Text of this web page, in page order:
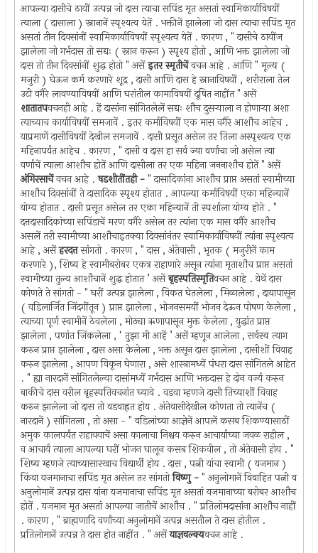
आपल्या दासीचे ठायीं उत्पन्न जो दास त्याचा सपिंड मृत असतां स्वामिकार्याविषयीं
त्याला ( दासाला ) स्नानानें स्पृश्यत्व येतें . भक्तीनें झालेला जो दास त्याचा सपिंड मृत
असतां तीन दिवसांनीं स्वामिकार्याविषयीं स्पृश्यत्व येतें . कारण , " दासीचे ठायींज
झालेला जो गर्भदास तो सद्यः ( स्नान करुन ) स्पृश्य होतो , आणि भक्त झालेला जो
दास तो तीन दिवसांनीं शुद्ध होतो " असेंइतर स्मृतीचेंवचन आहे . आणि " मूल्य (
मजुरी ) घेऊन कर्म करणारे शूद्र , दासी आणि दास हे स्नानाविषयीं , शरीराला तेल
उटी वगैरे लावण्याविषयीं आणि घरांतील कामाविषयीं दूषित नाहींत " असें
शातातपवचनही आहे . हें दासांना सांगितलेलें सद्यः शौच दुसर्‍याला न होणार्‍या अशा
त्याच्याच कार्याविषयीं समजावें . इतर कर्माविषयीं एक मास वगैरे आशौच आहेच .
याप्रमाणें दासीविषयीं देखील समजावें . दासी प्रसूत असेल तर तिला अस्पृश्यत्व एक
महिनापर्यंत आहेच . कारण , " दासी व दास हा सर्व ज्या वर्णाचा जो असेल त्या
वर्णाचें त्याला आशौच होतें आणि दासीला तर एक महिना जननाशौच होतें " असें
अंगिरसाचेंवचन आहे .षडशीतींतही -" दासादिकांना आशौच प्राप्त असतां स्वामीच्या
आशौच दिवसांनीं ते दासादिक स्पृश्य होतात . आपल्या कर्माविषयीं एका महिन्यानें
योग्य होतात . दासी प्रसूत असेल तर एका महिन्यानें ती स्पर्शाला योग्य होते . "
दत्तदासादिकांच्या सपिंडाचें मरण वगैरे असेल तर त्यांना एक मास वगैरे आशौच
असलें तरी स्वामीच्या आशौचाइतक्या दिवसांनंतर स्वामिकार्याविषयीं त्यांना स्पृश्यत्व
आहे , असेंहरदत्तसांगतो . कारण , " दास , अंतेवासी , भृतक ( मजुरीनें काम
करणारे ), शिष्य हे स्वामीबरोबर एकत्र राहाणारे असून त्यांना मृताशौच प्राप्त असतां
स्वामीच्या तुल्य आशौचानें शुद्ध होतात ’ असेंबृहस्पतिस्मृतिवचन आहे . येथें दास
कोणते ते सांगतो - " घरीं उत्पन्न झालेला , विकत घेतलेला , मिळालेला , दायापासून
( वडिलार्जित जिंदगींतून ) प्राप्त झालेला , भोजनसमयीं भोजन देऊन पोषण केलेला ,
त्याच्या पूर्ण स्वामीनें ठेवलेला , मोठ्या ऋणापासून मुक्त केलेला , युद्धांत प्राप्त
झालेला , पणांत जिंकलेला , ‘ तुझा मी आहें ’ असें म्हणून आलेला , सर्वस्व त्याग
करुन प्राप्त झालेला , दास असा केलेला , भक्त असून दास झालेला , दासीशीं विवाह
करुन झालेला , आपण विकून घेणारा , असे शास्त्रामध्यें पंधरा दास सांगितले आहेत
. " ह्या नारदानें सांगितलेल्या दासांमध्यें गर्भदास आणि भक्तदास हे दोन वर्ज्य करुन
बाकीचे दास वरील बृहस्पतिवचनांत घ्यावे . वडवा म्हणजे दासी तिच्याशीं विवाह
करुन झालेला जो दास तो वडवाह्रत होय . अंतेवासीदेखील कोणता तो त्यानेंच (
नारदानें ) सांगितला , तो असा - " वडिलांच्या आज्ञेनें आपलें कसब शिकण्यासाठीं
अमुक कालपर्यंत राहावयाचें असा कालाचा निश्चय करुन आचार्याच्या जवळ राहील ,
व आचार्य त्याला आपल्या घरीं भोजन घालून कसब शिकवील , तो अंतेवासी होय . "
शिष्य म्हणजे त्याच्यासारखाच विद्यार्थी होय . दास , पत्नी यांचा स्वामी ( यजमान )
किंवा यजमानाचा सपिंड मृत असेल तर सांगतोविष्णु -" अनुलोमानें विवाहित पत्नी व
अनुलोमानें उत्पन्न दास यांना यजमानाचा सपिंड मृत असतां यजमानाच्या बरोबर आशौच
होतें . यजमान मृत असतां आपल्या जातीचें आशौच . " प्रतिलोमदासांना आशौच नाहीं
. कारण , " ब्राह्मणादि वर्णांच्या अनुलोमानें उत्पन्न असतील ते दास होतील .
प्रतिलोमानें उत्पन्न ते दास होत नाहींत . " असेंयाज्ञवल्क्यवचन आहे .